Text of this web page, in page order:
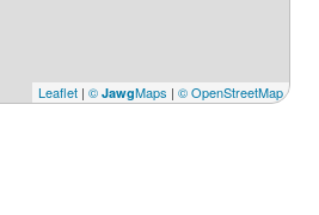
Leaflet | © JawgMaps | © OpenStreetMap